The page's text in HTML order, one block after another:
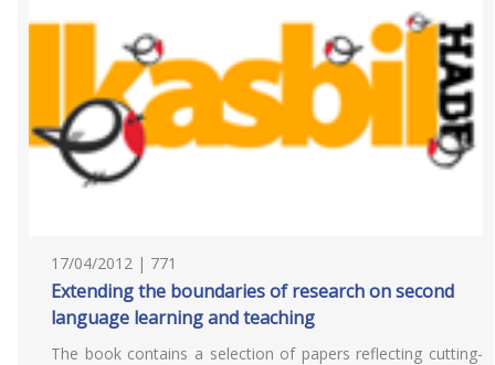
17/04/2012 | 771
Extending the boundaries of research on second
language learning and teaching
The book contains a selection of papers reflecting cutting-